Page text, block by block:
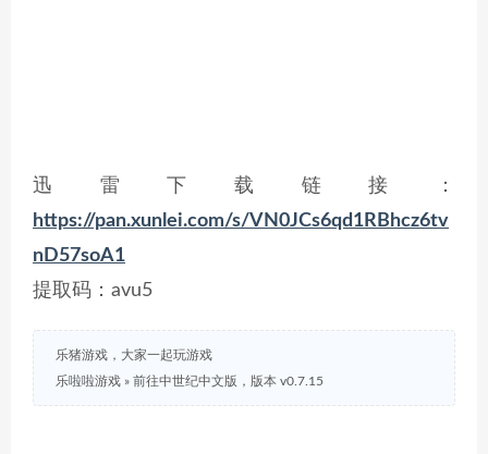
迅雷下载链接：
https://pan.xunlei.com/s/VN0JCs6qd1RBhcz6tv
nD57soA1
提取码：avu5
乐猪游戏，大家一起玩游戏
乐啦啦游戏 » 前往中世纪中文版，版本 v0.7.15